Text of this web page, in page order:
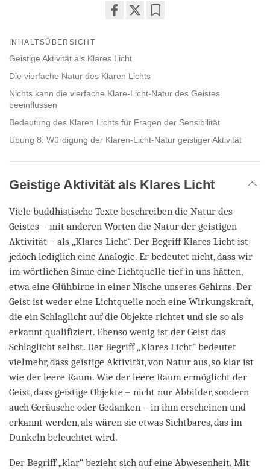
facebook
INHALTSÜBERSICHT
Geistige Aktivität als Klares Licht
Die vierfache Natur des Klaren Lichts
Nichts kann die vierfache Klare-Licht-Natur des Geistes
beeinflussen
Bedeutung des Klaren Lichts für Fragen der Sensibilität
Übung 8: Würdigung der Klaren-Licht-Natur geistiger Aktivität
Geistige Aktivität als Klares Licht
Viele buddhistische Texte beschreiben die Natur des
Geistes – mit anderen Worten die Natur der geistigen
Aktivität – als „Klares Licht“. Der Begriff Klares Licht ist
jedoch lediglich eine Analogie. Er bedeutet nicht, dass wir
im wörtlichen Sinne eine Lichtquelle tief in uns hätten,
etwa eine Glühbirne in einer Nische unseres Gehirns. Der
Geist ist weder eine Lichtquelle noch eine Wirkungskraft,
die ein Schlaglicht auf die Objekte richtet und sie so als
erkannt qualifiziert. Ebenso wenig ist der Geist das
Schlaglicht selbst. Der Begriff „Klares Licht“ bedeutet
vielmehr, dass geistige Aktivität, von Natur aus, so klar ist
wie der leere Raum. Wie der leere Raum ermöglicht der
Geist, dass geistige Objekte – nicht nur Abbilder, sondern
auch Geräusche oder Gedanken – in ihm erscheinen und
erkannt werden, als wären sie etwas Sichtbares, das im
Dunkeln beleuchtet wird.
Der Begriff „klar“ bezieht sich auf eine Abwesenheit. Mit